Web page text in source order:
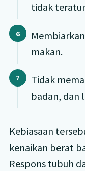
tidak
makan.
Tidak
badan, dan
Kebiasaan
kenaikan berat
Respons tubuh